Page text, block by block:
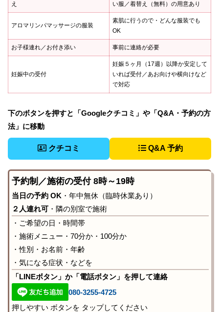
え
い服／着替え（無料）の用意あり
アロマリンパマッサージの服装
素肌に行うので・どんな服装でも
OK
お子様連れ／お付き添い 事前に連絡が必要
妊娠中の受付
妊娠５ヶ月（17週）以降か安定して
いれば受付／あお向けや横向けなど
で対応
下のボタンを押すと「Googleクチコミ」や「Q&A・予約の方
法」に移動
クチコミ Q&A 予約
予約制／施術の受付 8時～19時
当日の予約 OK ・年中無休（臨時休業あり）
２人連れ可 ・隣の別室で施術
・ご希望の日・時間帯
・施術メニュー・70分か・100分か
・性別・お名前・年齢
・気になる症状・などを
「LINEボタン」か「電話ボタン」を押して連絡
080-3255-4725
押しやすい ボタンを タップしてください